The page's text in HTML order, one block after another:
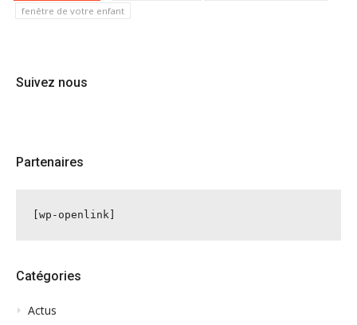
fenêtre de votre enfant
Suivez nous
Partenaires
[wp-openlink]
Catégories
Actus